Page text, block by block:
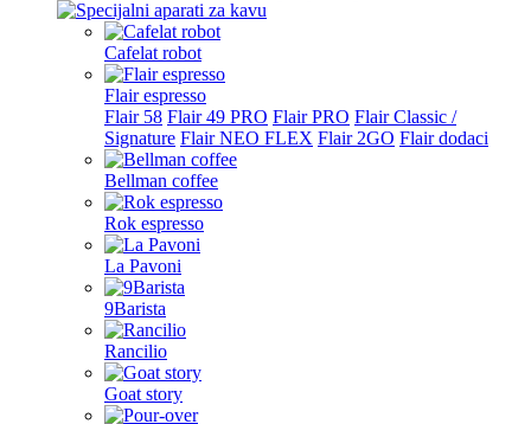
Cafelat robot
Flair espresso
Flair 58 Flair 49 PRO Flair PRO Flair Classic /
Signature Flair NEO FLEX Flair 2GO Flair dodaci
Bellman coffee
Rok espresso
La Pavoni
9Barista
Rancilio
Goat story